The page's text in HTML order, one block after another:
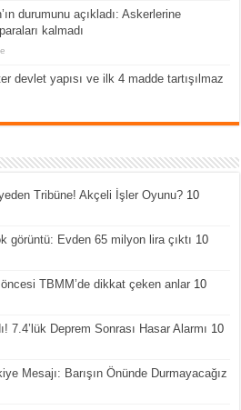
durumunu açıkladı: Askerlerine
kalmadı
devlet yapısı ve ilk 4 madde tartışılmaz
Tribüne! Akçeli İşler Oyunu? 10
görüntü: Evden 65 milyon lira çıktı 10
TBMM’de dikkat çeken anlar 10
7.4’lük Deprem Sonrası Hasar Alarmı 10
Mesajı: Barışın Önünde Durmayacağız